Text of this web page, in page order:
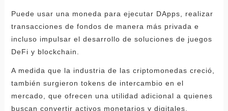
Puede usar una moneda para ejecutar DApps, realizar
transacciones de fondos de manera más privada e
incluso impulsar el desarrollo de soluciones de juegos
DeFi y blockchain.
A medida que la industria de las criptomonedas creció,
también surgieron tokens de intercambio en el
mercado, que ofrecen una utilidad adicional a quienes
buscan convertir activos monetarios y digitales.